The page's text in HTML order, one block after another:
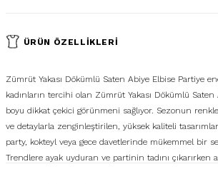
ÜRÜN ÖZELLIKLERI
Zümrüt Yakası Dökümlü Saten Abiye Elbise Partiye
kadınların tercihi olan Zümrüt Yakası Dökümlü Saten
boyu dikkat çekici görünmeni sağlıyor. Sezonun
ve detaylarla zenginleştirilen, yüksek kaliteli
party, kokteyl veya gece davetlerinde mükemmel bir
Trendlere ayak uyduran ve partinin tadını çıkarırken